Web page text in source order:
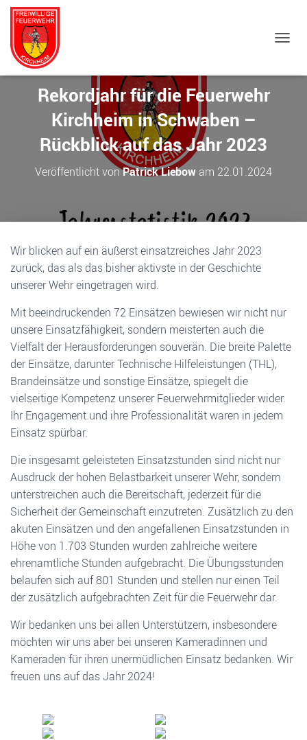
Rekordjahr für die Feuerwehr
Kirchheim in Schwaben –
Rückblick auf das Jahr 2023
Veröffentlicht vonPatrick Liebow am 22.01.2024
Wir blicken auf ein äußerst einsatzreiches Jahr 2023
zurück, das als das bisher aktivste in der Geschichte
unserer Wehr eingetragen wird.
Mit beeindruckenden 72 Einsätzen bewiesen wir nicht nur
unsere Einsatzfähigkeit, sondern meisterten auch die
Vielfalt der Herausforderungen souverän. Die breite Palette
der Einsätze, darunter Technische Hilfeleistungen (THL),
Brandeinsätze und sonstige Einsätze, spiegelt die
vielseitige Kompetenz unserer Feuerwehrmitglieder wider.
Ihr Engagement und ihre Professionalität waren in jedem
Einsatz spürbar.
Die insgesamt geleisteten Einsatzstunden sind nicht nur
Ausdruck der hohen Belastbarkeit unserer Wehr, sondern
unterstreichen auch die Bereitschaft, jederzeit für die
Sicherheit der Gemeinschaft einzutreten. Zusätzlich zu den
akuten Einsätzen und den angefallenen Einsatzstunden in
Höhe von 1.703 Stunden wurden zahlreiche weitere
ehrenamtliche Stunden aufgebracht. Die Übungsstunden
belaufen sich auf 801 Stunden und stellen nur einen Teil
der zusätzlich aufgebrachten Zeit für die Feuerwehr dar.
Wir bedanken uns bei allen Unterstützern, insbesondere
möchten wir uns aber bei unseren Kameradinnen und
Kameraden für ihren unermüdlichen Einsatz bedanken. Wir
freuen uns auf das Jahr 2024!